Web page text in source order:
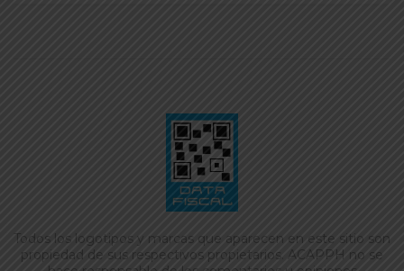
Todos los logotipos y marcas que aparecen en este sitio son
propiedad de sus respectivos propietarios. ACAPPH no se